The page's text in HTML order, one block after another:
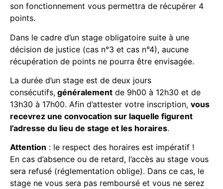
son fonctionnement vous permettra de récupérer 4
points.
Dans le cadre d’un stage obligatoire suite à une
décision de justice (cas n°3 et cas n°4), aucune
récupération de points ne pourra être envisagée.
La durée d’un stage est de deux jours
consécutifs, généralement de 9h00 à 12h30 et de
13h30 à 17h00. Afin d’attester votre inscription, vous
recevrez une convocation sur laquelle figurent
l’adresse du lieu de stage et les horaires.
Attention : le respect des horaires est impératif !
En cas d’absence ou de retard, l’accès au stage vous
sera refusé (réglementation oblige). Dans ce cas, le
stage ne vous sera pas remboursé et vous ne serez